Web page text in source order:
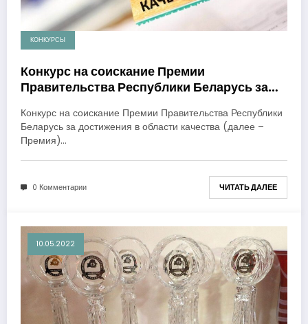
КОНКУРСЫ
Конкурс на соискание Премии
Правительства Республики Беларусь за
году
Конкурс на соискание Премии Правительства Республики
Беларусь за достижения в области качества (далее –
Премия)…
0 Комментарии ЧИТАТЬ ДАЛЕЕ
10.05.2022